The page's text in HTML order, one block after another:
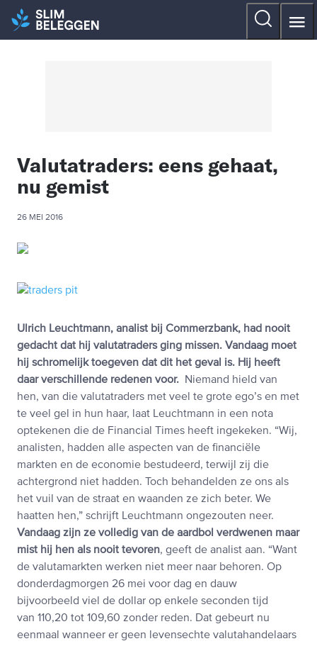
Valutatraders: eens gehaat,
nu gemist
26 MEI 2016
Ulrich Leuchtmann, analist bij Commerzbank, had nooit
gedacht dat hij valutatraders ging missen. Vandaag moet
hij schromelijk toegeven dat dit het geval is. Hij heeft
daar verschillende redenen voor.
Niemand hield van
hen, van die valutatraders met veel te grote ego’s en met
te veel gel in hun haar, laat Leuchtmann in een nota
optekenen die de Financial Times heeft ingekeken. “Wij,
analisten, hadden alle aspecten van de financiële
markten en de economie bestudeerd, terwijl zij die
achtergrond niet hadden. Toch behandelden ze ons als
het vuil van de straat en waanden ze zich beter. We
haatten hen,” schrijft Leuchtmann ongezouten neer.
Vandaag zijn ze volledig van de aardbol verdwenen maar
mist hij hen als nooit tevoren, geeft de analist aan. “Want
de valutamarkten werken niet meer naar behoren. Op
donderdagmorgen 26 mei voor dag en dauw
bijvoorbeeld viel de dollar op enkele seconden tijd
van 110,20 tot 109,60 zonder reden. Dat gebeurt nu
eenmaal wanneer er geen levensechte valutahandelaars